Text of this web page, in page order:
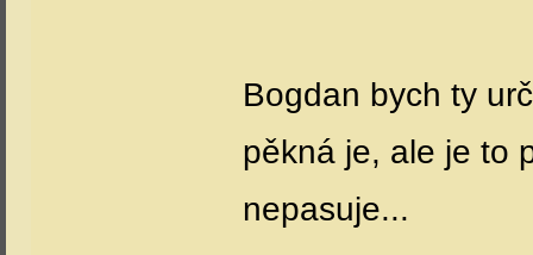
Bogdan bych ty
pěkná je, ale je to
nepasuje...